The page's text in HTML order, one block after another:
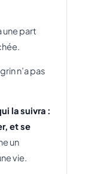
une part
n’a pas
la suivra :
et se
un
vie.